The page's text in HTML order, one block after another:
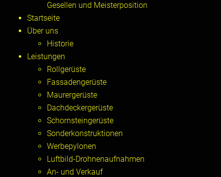
Gesellen und Meisterposition
Startseite
Über uns
Historie
Leistungen
Rollgerüste
Fassadengerüste
Maurergerüste
Dachdeckergerüste
Schornsteingerüste
Sonderkonstruktionen
Werbepylonen
Luftbild-Drohnenaufnahmen
An- und Verkauf